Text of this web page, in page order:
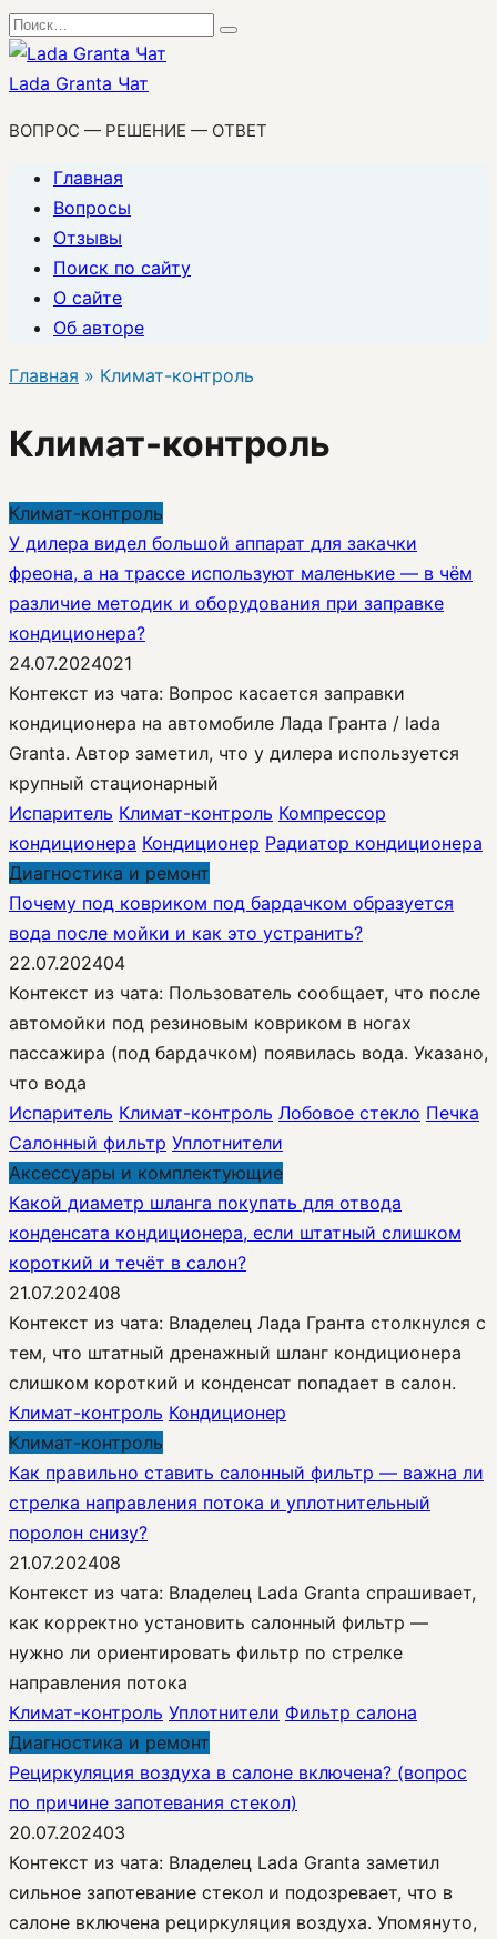
Перейти
к
содержанию
Search
for:
Lada Granta Чат
ВОПРОС — РЕШЕНИЕ — ОТВЕТ
Главная
Вопросы
Отзывы
Поиск по сайту
О сайте
Об авторе
Главная » Климат-контроль
Климат-контроль
Климат-контроль
У дилера видел большой аппарат для закачки
фреона, а на трассе используют маленькие — в чём
различие методик и оборудования при заправке
кондиционера?
24.07.2024021
Контекст из чата: Вопрос касается заправки
кондиционера на автомобиле Лада Гранта / lada
Granta. Автор заметил, что у дилера используется
крупный стационарный
Испаритель Климат-контроль Компрессор
кондиционера Кондиционер Радиатор кондиционера
Диагностика и ремонт
Почему под ковриком под бардачком образуется
вода после мойки и как это устранить?
22.07.202404
Контекст из чата: Пользователь сообщает, что после
автомойки под резиновым ковриком в ногах
пассажира (под бардачком) появилась вода. Указано,
что вода
Испаритель Климат-контроль Лобовое стекло Печка
Салонный фильтр Уплотнители
Аксессуары и комплектующие
Какой диаметр шланга покупать для отвода
конденсата кондиционера, если штатный слишком
короткий и течёт в салон?
21.07.202408
Контекст из чата: Владелец Лада Гранта столкнулся с
тем, что штатный дренажный шланг кондиционера
слишком короткий и конденсат попадает в салон.
Климат-контроль Кондиционер
Климат-контроль
Как правильно ставить салонный фильтр — важна ли
стрелка направления потока и уплотнительный
поролон снизу?
21.07.202408
Контекст из чата: Владелец Lada Granta спрашивает,
как корректно установить салонный фильтр —
нужно ли ориентировать фильтр по стрелке
направления потока
Климат-контроль Уплотнители Фильтр салона
Диагностика и ремонт
Рециркуляция воздуха в салоне включена? (вопрос
по причине запотевания стекол)
20.07.202403
Контекст из чата: Владелец Lada Granta заметил
сильное запотевание стекол и подозревает, что в
салоне включена рециркуляция воздуха. Упомянуто,